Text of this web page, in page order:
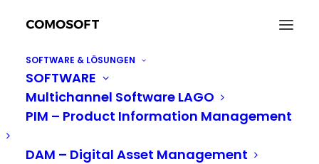
SOFTWARE & LÖSUNGEN
SOFTWARE
Multichannel Software LAGO
PIM – Product Information Management
DAM – Digital Asset Management
Von Werbebeileger bis World Wide Web
Home Branchen
Lebensmitteleinzelhandel
Von Werbebeileger bis World Wide Web